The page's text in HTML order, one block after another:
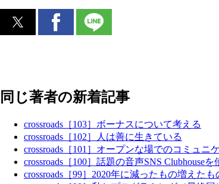
同じ著者の新着記事
crossroads［103］ボーナスについて考える
crossroads［102］人は善に生きている
crossroads［101］オープンな場でのコミュニ
crossroads［100］話題の音声SNS Clubhouseを
crossroads［99］2020年に減ったもの増えたも